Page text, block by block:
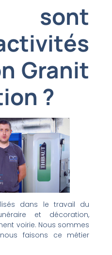
sont
Granit
?
dans le travail du
et décoration,
voirie. Nous sommes
faisons ce métier